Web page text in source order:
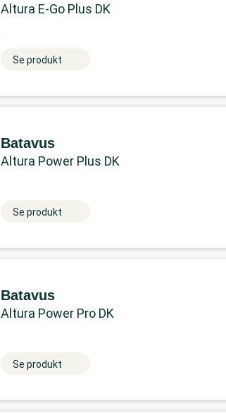
Altura E-Go Plus DK
Se produkt
Batavus
Altura Power Plus DK
Se produkt
Batavus
Altura Power Pro DK
Se produkt